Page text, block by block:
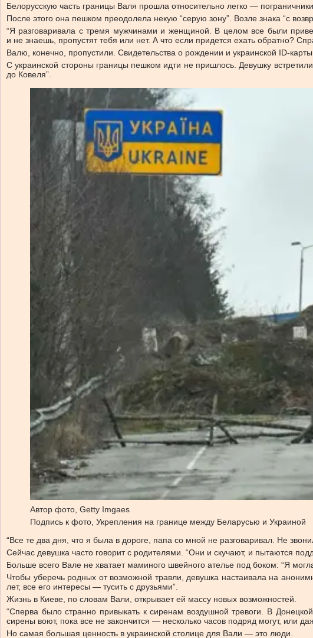
Белорусскую часть границы Валя прошла относительно легко —
После этого она пешком преодолела некую “серую зону”. Возле знака “с
“Я разговаривала с тремя мужчинами и женщиной. В целом все были
и не знаешь, пропустят тебя или нет. А что если придется ехать обратно?
Валю, конечно, пропустили. Свидетельства о рождении и украинской ID-
С украинской стороны границы пешком идти не пришлось. Девушку
до Ковеля”.
Автор фото, Getty Imgaes
Подпись к фото, Укрепления на границе между Беларусью и Украиной
“Все те два дня, что я была в дороге, папа со мной не разговаривал. Не
Сейчас девушка часто говорит с родителями. “Они и скучают, и пытаются
Больше всего Вале не хватает маминого швейного ателье под боком: “Я
Чтобы уберечь родных от возможной травли, девушка настаивала на
лет, все его интересы — тусить с друзьями”.
Жизнь в Киеве, по словам Вали, открывает ей массу новых возможностей.
“Сперва было странно привыкать к сиренам воздушной тревоги. В
сирены воют, пока все не закончится — несколько часов подряд могут, или
Но самая большая ценность в украинской столице для Вали — это люди.